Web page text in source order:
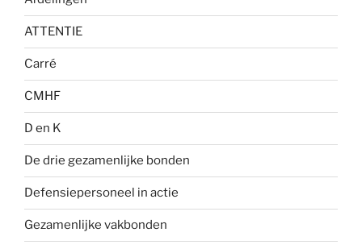
ATTENTIE
Carré
CMHF
D en K
De drie gezamenlijke bonden
Defensiepersoneel in actie
Gezamenlijke vakbonden